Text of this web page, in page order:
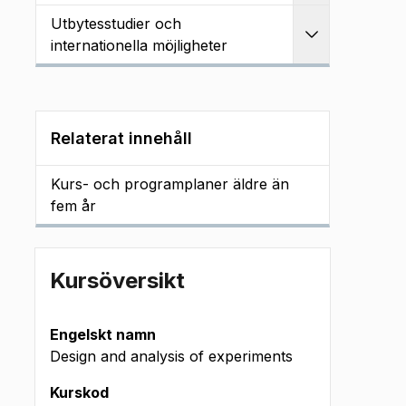
Utbytesstudier och
internationella möjligheter
Relaterat innehåll
Kurs- och programplaner äldre än
fem år
Kursöversikt
Engelskt namn
Design and analysis of experiments
Kurskod